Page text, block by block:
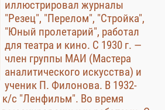
иллюстрировал журналы
"Резец", "Перелом", "Стройка",
"Юный пролетарий", работал
для театра и кино. С 1930 г. —
член группы МАИ (Мастера
аналитического искусства) и
ученик П. Филонова. В 1932-
к/с "Ленфильм". Во время